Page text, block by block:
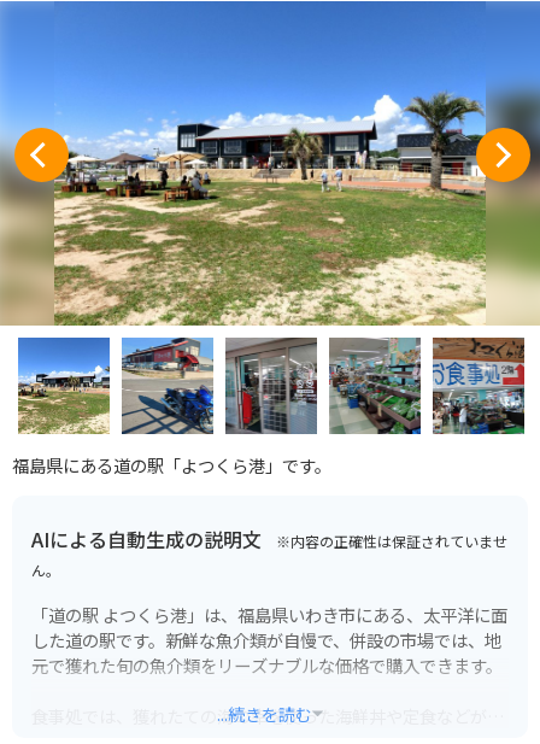
福島県にある道の駅「よつくら港」です。
AIによる自動生成の説明文 ※内容の正確性は保証されていませ
ん。
「道の駅 よつくら港」は、福島県いわき市にある、太平洋に面
した道の駅です。新鮮な魚介類が自慢で、併設の市場では、地
元で獲れた旬の魚介類をリーズナブルな価格で購入できます。
食事処では、獲れたての海の幸を使った海鮮丼や定食などが味
...続きを読む